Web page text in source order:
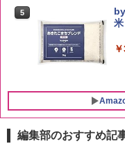
5
編集部のおすすめ記